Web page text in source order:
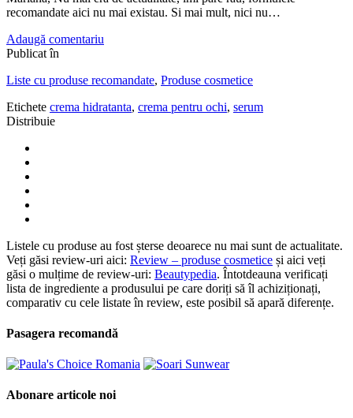
recomandate aici nu mai existau. Si mai mult, nici nu…
Adaugă comentariu
Publicat în
Liste cu produse recomandate, Produse cosmetice
Etichete crema hidratanta, crema pentru ochi, serum
Distribuie
Listele cu produse au fost șterse deoarece nu mai sunt de actualitate.
Veți găsi review-uri aici: Review – produse cosmetice și aici veți
găsi o mulțime de review-uri: Beautypedia. Întotdeauna verificați
lista de ingrediente a produsului pe care doriți să îl achiziționați,
comparativ cu cele listate în review, este posibil să apară diferențe.
Pasagera recomandă
Abonare articole noi